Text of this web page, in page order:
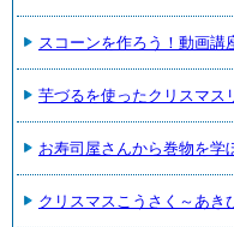
スコーンを作ろう！動画講
芋づるを使ったクリスマス
お寿司屋さんから巻物を学
クリスマスこうさく～あき